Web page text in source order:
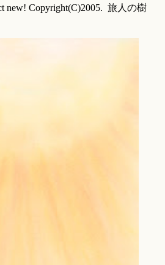
new! Copyright(C)2005. 旅人の樹